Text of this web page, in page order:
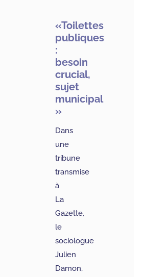
«Toilettes
publiques
:
besoin
crucial,
sujet
municipal
»
Dans
une
tribune
transmise
à
La
Gazette,
le
sociologue
Julien
Damon,